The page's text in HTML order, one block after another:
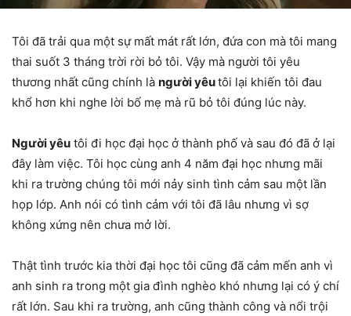
Tôi đã trải qua một sự mất mát rất lớn, đứa con mà tôi mang
thai suốt 3 tháng trời rời bỏ tôi. Vậy mà người tôi yêu
thương nhất cũng chính là người yêutôi lại khiến tôi đau
khổ hơn khi nghe lời bố mẹ mà rũ bỏ tôi đúng lúc này.
Người yêu tôi đi học đại học ở thành phố và sau đó đã ở lại
đây làm việc. Tôi học cùng anh 4 năm đại học nhưng mãi
khi ra trường chúng tôi mới nảy sinh tình cảm sau một lần
họp lớp. Anh nói có tình cảm với tôi đã lâu nhưng vì sợ
không xứng nên chưa mở lời.
Thật tình trước kia thời đại học tôi cũng đã cảm mến anh vì
anh sinh ra trong một gia đình nghèo khó nhưng lại có ý chí
rất lớn. Sau khi ra trường, anh cũng thành công và nổi trội